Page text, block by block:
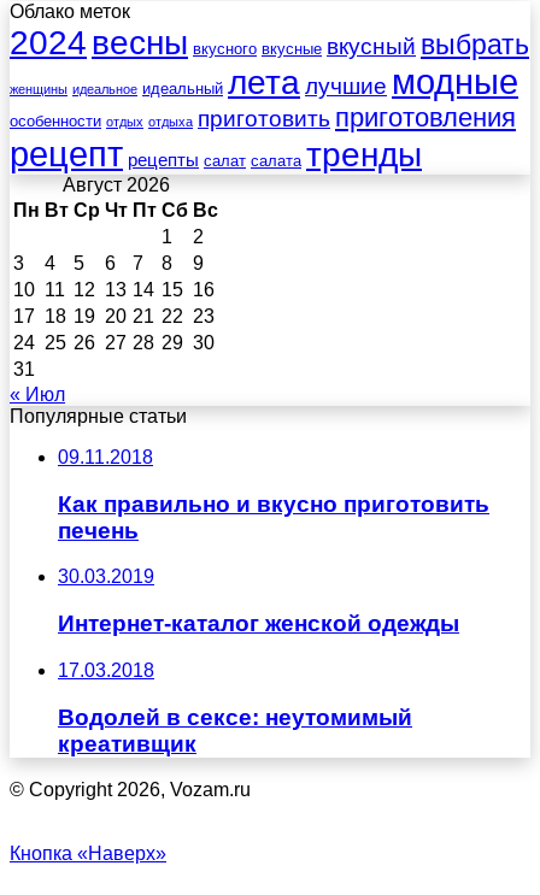
Облако меток
2024 весны вкусного вкусные вкусный выбрать
женщины идеальное идеальный леталучшие модные
особенности отдых отдыха приготовить приготовления
рецепт рецепты салат салата тренды
Август 2026
Пн Вт Ср Чт Пт Сб Вс
1
2
3
4 5 6 7 8
9
10 11 12 13 14 15 16
17 18 19 20 21 22 23
24 25 26 27 28 29 30
31
« Июл
Популярные статьи
09.11.2018
Как правильно и вкусно приготовить
печень
30.03.2019
Интернет-каталог женской одежды
17.03.2018
Водолей в сексе: неутомимый
креативщик
© Copyright 2026, Vozam.ru
Кнопка «Наверх»